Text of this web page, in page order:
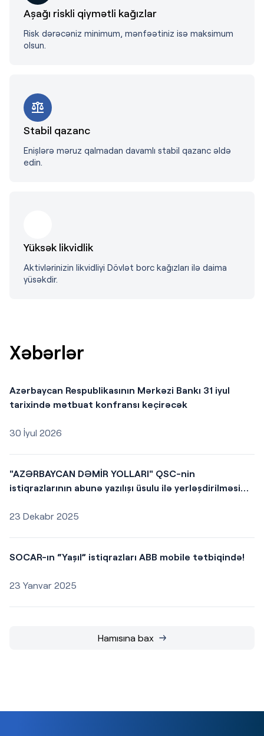
Aşağı riskli qiymətli kağızlar
Risk dərəcəniz minimum, mənfəətiniz isə maksimum
olsun.
Stabil qazanc
Enişlərə məruz qalmadan davamlı stabil qazanc əldə
edin.
Yüksək likvidlik
Aktivlərinizin likvidliyi Dövlət borc kağızları ilə daima
yüsəkdir.
Xəbərlər
Azərbaycan Respublikasının Mərkəzi Bankı 31 iyul
tarixində mətbuat konfransı keçirəcək
30 İyul 2026
"AZƏRBAYCAN DƏMİR YOLLARI" QSC-nin
istiqrazlarının abunə yazılışı üsulu ilə yerləşdirilməsi
23 Dekabr 2025
SOCAR-ın “Yaşıl” istiqrazları ABB mobile tətbiqində!
23 Yanvar 2025
Hamısına bax